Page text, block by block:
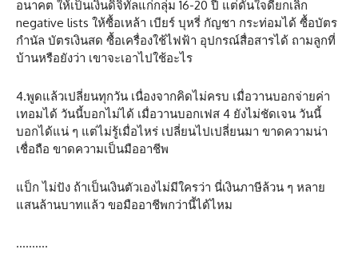
อนาคต ให้เป็นเงินดิจิทัลแก่กลุ่ม 16-20 ปี แต่ดันใจดียกเลิก
negative lists ให้ซื้อเหล้า เบียร์ บุหรี่ กัญชา กระท่อมได้ ซื้อบัตร
กำนัล บัตรเงินสด ซื้อเครื่องใช้ไฟฟ้า อุปกรณ์สื่อสารได้ ถามลูกที่
บ้านหรือยังว่า เขาจะเอาไปใช้อะไร
4.พูดแล้วเปลี่ยนทุกวัน เนื่องจากคิดไม่ครบ เมื่อวานบอกจ่ายค่า
เทอมได้ วันนี้บอกไม่ได้ เมื่อวานบอกเฟส 4 ยังไม่ชัดเจน วันนี้
บอกได้แน่ ๆ แต่ไม่รู้เมื่อไหร่ เปลี่ยนไปเปลี่ยนมา ขาดความน่า
เชื่อถือ ขาดความเป็นมืออาชีพ
แป็ก ไม่ปัง ถ้าเป็นเงินตัวเองไม่มีใครว่า นี่เงินภาษีล้วน ๆ หลาย
แสนล้านบาทแล้ว ขอมืออาชีพกว่านี้ได้ไหม
……….